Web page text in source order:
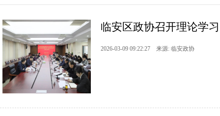
临安区政协召开理论学
2026-03-09 09:22:27 来源: 临安政协